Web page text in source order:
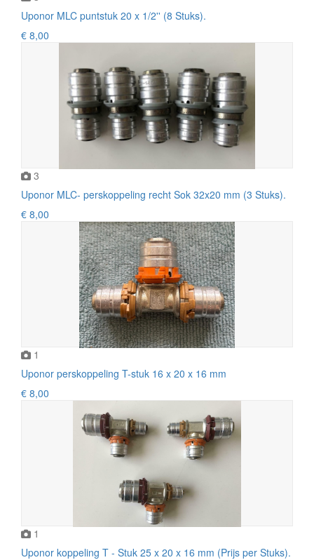
Uponor MLC puntstuk 20 x 1/2'' (8 Stuks).
€ 8,00
3
Uponor MLC- perskoppeling recht Sok 32x20 mm (3 Stuks).
€ 8,00
1
Uponor perskoppeling T-stuk 16 x 20 x 16 mm
€ 8,00
1
Uponor koppeling T - Stuk 25 x 20 x 16 mm (Prijs per Stuks).